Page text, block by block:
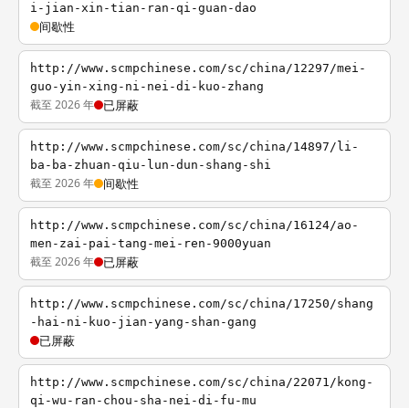
i-jian-xin-tian-ran-qi-guan-dao
间歇性
http://www.scmpchinese.com/sc/china/12297/mei-
guo-yin-xing-ni-nei-di-kuo-zhang
截至 2026 年 已屏蔽
http://www.scmpchinese.com/sc/china/14897/li-
ba-ba-zhuan-qiu-lun-dun-shang-shi
截至 2026 年 间歇性
http://www.scmpchinese.com/sc/china/16124/ao-
men-zai-pai-tang-mei-ren-9000yuan
截至 2026 年 已屏蔽
http://www.scmpchinese.com/sc/china/17250/shang
-hai-ni-kuo-jian-yang-shan-gang
已屏蔽
http://www.scmpchinese.com/sc/china/22071/kong-
qi-wu-ran-chou-sha-nei-di-fu-mu